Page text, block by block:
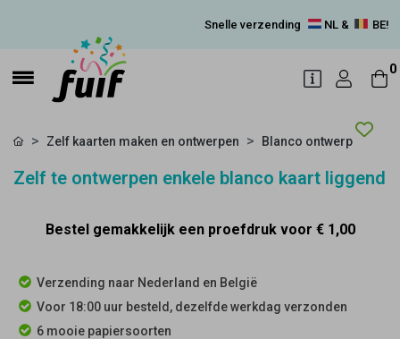
Snelle verzending NL & BE!
0
Zelf kaarten maken en ontwerpen Blanco ontwerp
Zelf te ontwerpen enkele blanco kaart liggend
Bestel gemakkelijk een proefdruk voor € 1,00
Verzending naar Nederland en België
Voor 18:00 uur besteld, dezelfde werkdag verzonden
6 mooie papiersoorten